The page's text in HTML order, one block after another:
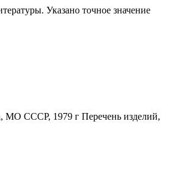
Указано точное значение
МО СССР, 1979 г Перечень изделий,